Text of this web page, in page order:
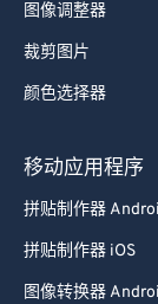
图像调整器
裁剪图片
颜色选择器
移动应用程序
拼贴制作器
拼贴制作器 iOS
图像转换器